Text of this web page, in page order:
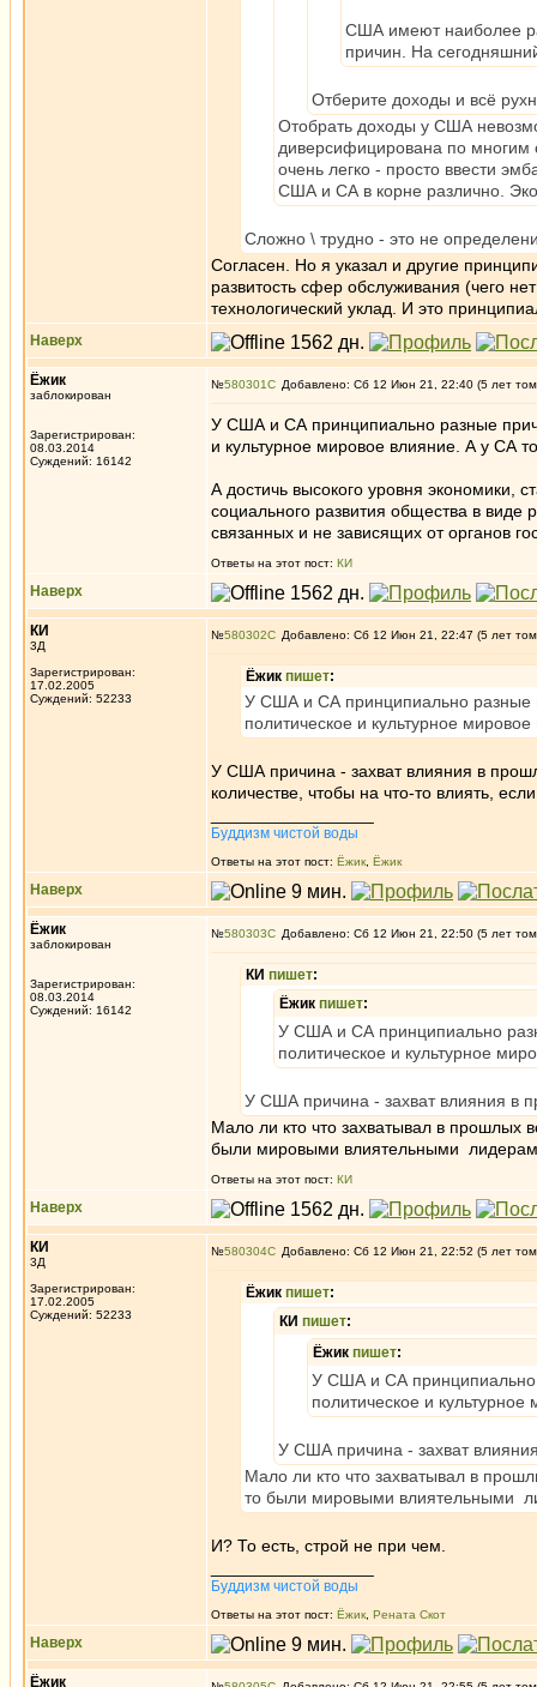
США имеют наиболее
причин. На
Отберите доходы и всё
Отобрать доходы у США
диверсифицирована по многим
очень легко - просто ввести
США и СА в корне различно.
Сложно \ трудно - это не
Согласен. Но я указал и другие
развитость сфер обслуживания (чего
технологический уклад. И это
Наверх
Ёжик
заблокирован
Зарегистрирован:
08.03.2014
Суждений: 16142
№580301 Добавлено: Сб 12 Июн 21, 22:40 (5 лет
У США и СА принципиально разные
и культурное мировое влияние. А у СА
А достичь высокого уровня экономики,
социального развития общества в
связанных и не зависящих от органов
Ответы на этот пост: КИ
Наверх
КИ
3Д
Зарегистрирован:
17.02.2005
Суждений: 52233
№580302 Добавлено: Сб 12 Июн 21, 22:47 (5 лет
Ёжик пишет:
У США и СА принципиально разные
политическое и культурное
У США причина - захват влияния в
количестве, чтобы на что-то влиять,
Буддизм чистой воды
Ответы на этот пост: Ёжик Ёжик
Наверх
Ёжик
заблокирован
Зарегистрирован:
08.03.2014
Суждений: 16142
№580303 Добавлено: Сб 12 Июн 21, 22:50 (5 лет
КИ пишет:
Ёжик пишет:
У США и СА принципиально
политическое и культурное
У США причина - захват влияния в
Мало ли кто что захватывал в прошлых
были мировыми влиятельными
Ответы на этот пост: КИ
Наверх
КИ
3Д
Зарегистрирован:
17.02.2005
Суждений: 52233
№580304 Добавлено: Сб 12 Июн 21, 22:52 (5 лет
Ёжик пишет:
КИ пишет:
Ёжик пишет:
У США и СА принципиально
политическое и
У США причина - захват
Мало ли кто что захватывал в
то были мировыми влиятельными
И? То есть, строй не при чем.
Буддизм чистой воды
Ответы на этот пост: Ёжик Рената Скот
Наверх
Ёжик